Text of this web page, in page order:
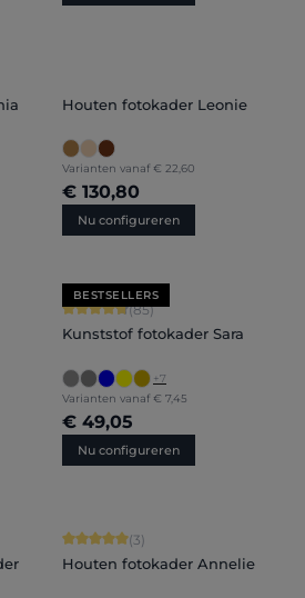
sterren
Houten fotokader Leonie
Varianten vanaf € 22,60
€ 130,80
Nu configureren
5 sterren
BESTSELLERS
Gemiddelde score van 4.71 op 5
(85)
Kunststof fotokader Sara
+7
Varianten vanaf € 7,45
€ 49,05
Nu configureren
op 5 sterrenGemiddelde score van 5 op 5 sterren
(3)
Houten fotokader Annelie